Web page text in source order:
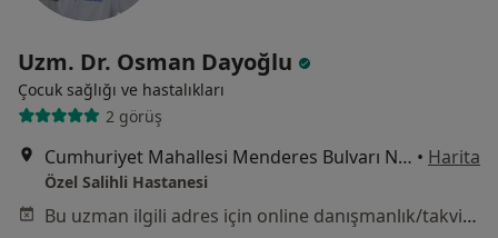
Uzm. Dr. Osman Dayoğlu
Çocuk sağlığı ve hastalıkları
2 görüş
Cumhuriyet Mahallesi Menderes Bulvarı No:48, Manisa • Harita
Özel Salihli Hastanesi
Bu uzman ilgili adres için online danışmanlık/takvim sunmuyor.